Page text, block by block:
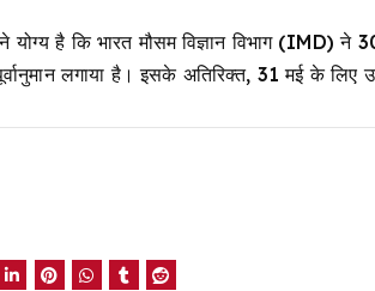
योग्य है कि भारत मौसम विज्ञान विभाग (IMD)
लगाया है। इसके अतिरिक्त, 31 मई के लिए